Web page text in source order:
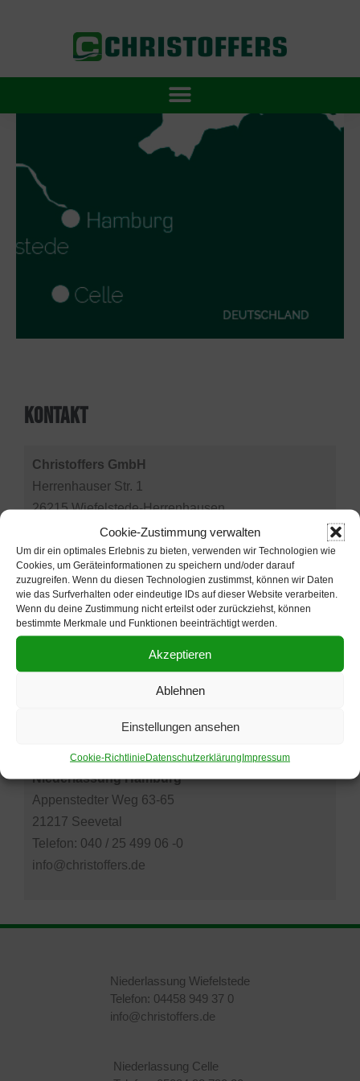
Cookie-Zustimmung verwalten
Um dir ein optimales Erlebnis zu bieten, verwenden wir Technologien wie
Cookies, um Geräteinformationen zu speichern und/oder darauf
zuzugreifen. Wenn du diesen Technologien zustimmst, können wir Daten
wie das Surfverhalten oder eindeutige IDs auf dieser Website verarbeiten.
Wenn du deine Zustimmung nicht erteilst oder zurückziehst, können
bestimmte Merkmale und Funktionen beeinträchtigt werden.
Akzeptieren
Ablehnen
Einstellungen ansehen
Cookie-RichtlinieDatenschutzerklärungImpressum
KONTAKT
Christoffers GmbH
Herrenhauser Str. 1
26215 Wiefelstede-Herrenhausen
Telefon: 0 44 58 / 949 37 – 0
info@christoffers.de
Niederlassung Celle
Telefon: 0 50 84 / 98 790 – 20
Niederlassung Hamburg
Appenstedter Weg 63-65
21217 Seevetal
Telefon: 040 / 25 499 06 -0
info@christoffers.de
Niederlassung Wiefelstede
Telefon: 04458 949 37 0
info@christoffers.de
Niederlassung Celle